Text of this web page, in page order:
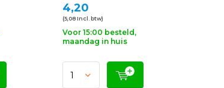
4,20
(5,08 Incl. btw)
Voor 15:00 besteld,
maandag in huis